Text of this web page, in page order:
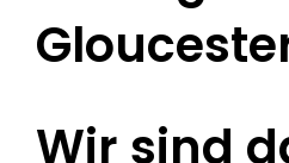
Wir sind